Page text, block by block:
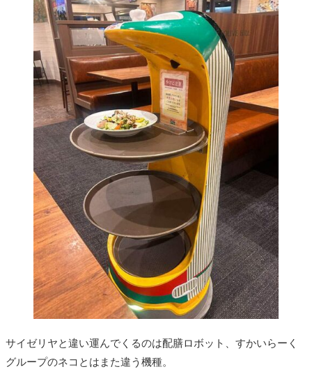
サイゼリヤと違い運んでくるのは配膳ロボット、すかいらーく
グループのネコとはまた違う機種。